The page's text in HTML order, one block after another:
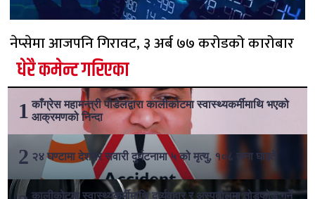
नेप्सेमा आजपनि गिरावट, ३ अर्ब ७७ करोडको कारोबार
धेरै कमेन्ट गरिएका
काँग्रेस महामन्त्री पौडेलद्वारा कालीकोटमा स्वास्थ्यकर्मीमाथि भएको
आक्रमणको निन्दा
२४ घण्टामा देशभर सवारी दुर्घटनामा ५ को मृत्यु, १०८ जना घाइते
कालीकोटमा स्वास्थ्यकर्मीमाथि दुर्व्यवहार र अस्पतालमा तोडफोड गर्ने